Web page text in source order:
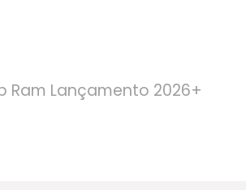
Ram Lançamento 2026+